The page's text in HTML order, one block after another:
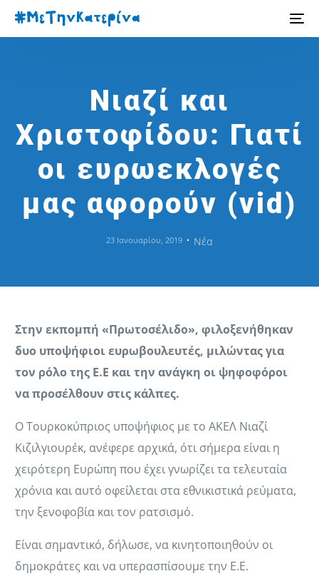
Νιαζί και
Χριστοφίδου: Γιατί
οι ευρωεκλογές
μας αφορούν (vid)
23 Ιανουαρίου, 2019 Νέα
Στην εκπομπή «Πρωτοσέλιδο», φιλοξενήθηκαν
δυο υποψήφιοι ευρωβουλευτές, μιλώντας για
τον ρόλο της Ε.Ε και την ανάγκη οι ψηφοφόροι
να προσέλθουν στις κάλπες.
Ο Τουρκοκύπριος υποψήφιος με το ΑΚΕΛ Νιαζί
Κιζιλγιουρέκ, ανέφερε αρχικά, ότι σήμερα είναι η
χειρότερη Ευρώπη που έχει γνωρίζει τα τελευταία
χρόνια και αυτό οφείλεται στα εθνικιστικά ρεύματα,
την ξενοφοβία και τον ρατσισμό.
Είναι σημαντικό, δήλωσε, να κινητοποιηθούν οι
δημοκράτες και να υπερασπίσουμε την Ε.Ε.